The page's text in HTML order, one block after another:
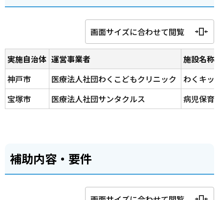
画面サイズに合わせて閲覧
実施自治体 運営事業者
施設名称
神戸市
医療法人社団わくこどもクリニック
わくキッ
宝塚市
医療法人社団サンタクルス 病児保育
補助内容・要件